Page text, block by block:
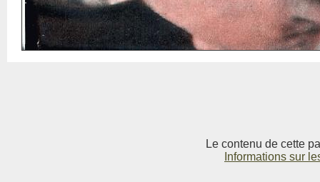
Le contenu de cette
Informations sur